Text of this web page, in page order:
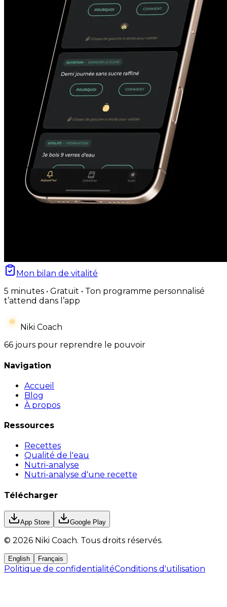
Mon bilan de vitalité
5 minutes • Gratuit • Ton programme personnalisé
t’attend dans l’app
Niki Coach
66 jours pour reprendre le pouvoir
Navigation
Accueil
Blog
À propos
Ressources
Recettes
Qualité de l'eau
Nutri-analyse
Nutri-analyse d'une recette
Télécharger
App Store Google Play
© 2026 Niki Coach. Tous droits réservés.
English Français
Politique de confidentialitéConditions d'utilisation